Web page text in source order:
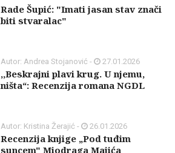
Rade Šupić: "Imati jasan stav znači
biti stvaralac"
Autor: Andrea Stojanović - 27.01.2026
,,Beskrajni plavi krug. U njemu,
ništa“: Recenzija romana NGDL
Autor: Kristina Žerajić - 26.01.2026
Recenzija knjige „Pod tuđim
suncem" Miodraga Majića